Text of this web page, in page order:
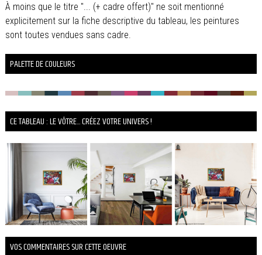
À moins que le titre "... (+ cadre offert)" ne soit mentionné
explicitement sur la fiche descriptive du tableau, les peintures
sont toutes vendues sans cadre.
PALETTE DE COULEURS
CE TABLEAU : LE VÔTRE... CRÉEZ VOTRE UNIVERS !
VOS COMMENTAIRES SUR CETTE OEUVRE